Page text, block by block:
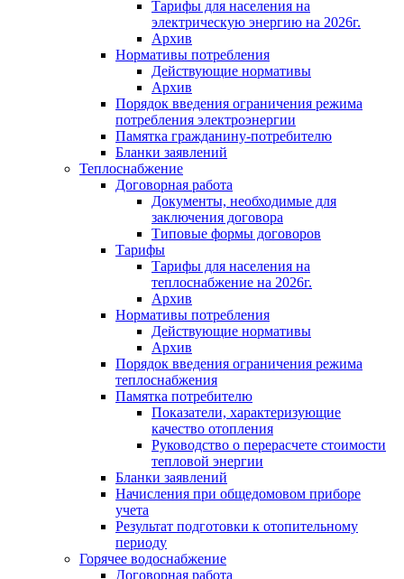
Тарифы для населения на
электрическую энергию на 2026г.
Архив
Нормативы потребления
Действующие нормативы
Архив
Порядок введения ограничения режима
потребления электроэнергии
Памятка гражданину-потребителю
Бланки заявлений
Теплоснабжение
Договорная работа
Документы, необходимые для
заключения договора
Типовые формы договоров
Тарифы
Тарифы для населения на
теплоснабжение на 2026г.
Архив
Нормативы потребления
Действующие нормативы
Архив
Порядок введения ограничения режима
теплоснабжения
Памятка потребителю
Показатели, характеризующие
качество отопления
Руководство о перерасчете стоимости
тепловой энергии
Бланки заявлений
Начисления при общедомовом приборе
учета
Результат подготовки к отопительному
периоду
Горячее водоснабжение
Договорная работа